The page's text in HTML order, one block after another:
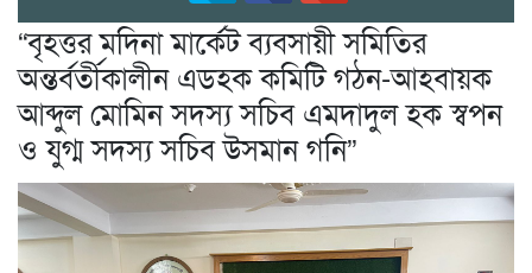
“বৃহত্তর মদিনা মার্কেট ব্যবসায়ী সমিতির
অন্তর্বর্তীকালীন এডহক কমিটি গঠন-আহবায়ক
আব্দুল মোমিন সদস্য সচিব এমদাদুল হক স্বপন
ও যুগ্ম সদস্য সচিব উসমান গনি”